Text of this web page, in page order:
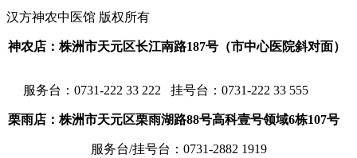
汉方神农中医馆 版权所有
神农店：株洲市天元区长江南路187号（市中心医院斜对面）
服务台： 0731-222 33 222 挂号台：0731-222 33 555
栗雨店：株洲市天元区栗雨湖路88号高科壹号领域6栋107号
服务台/挂号台： 0731-2882 1919